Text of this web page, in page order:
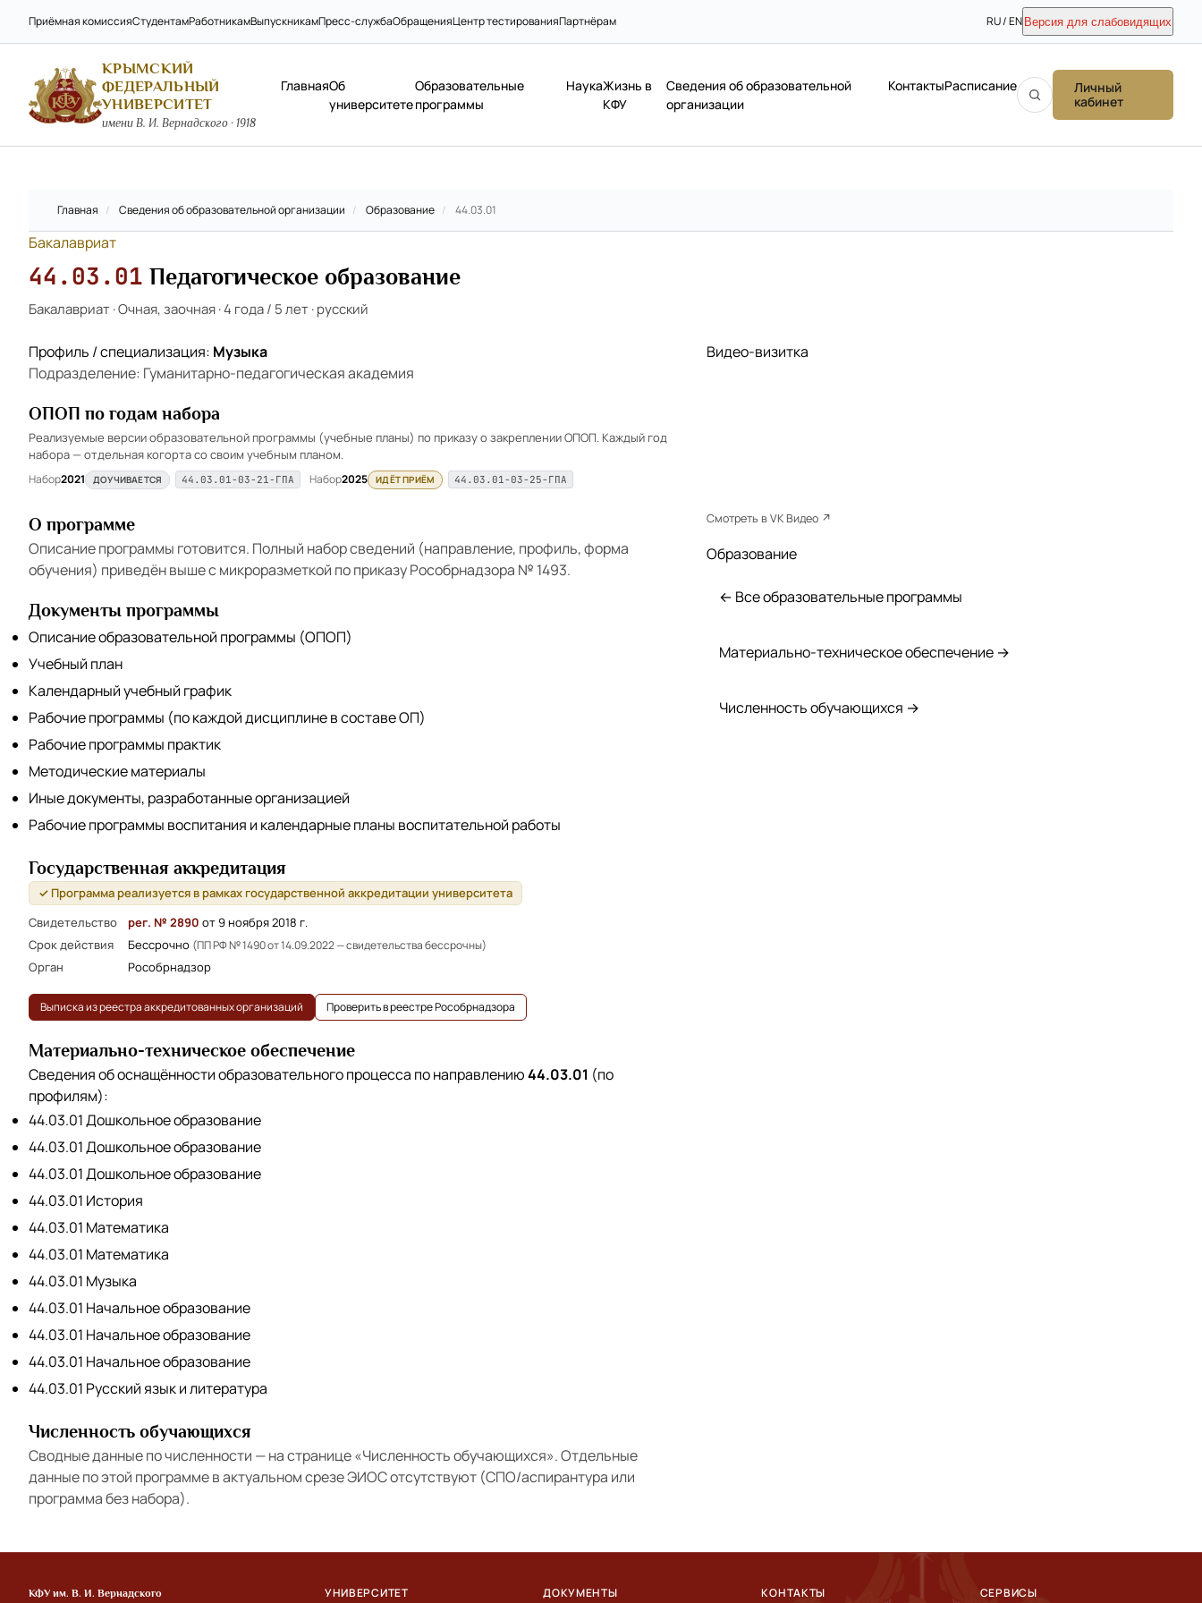
Приёмная комиссияСтудентамРаботникамВыпускникамПресс-службаОбращенияЦентр тестированияПартнёрам RU / EN Версия для слабовидящих
КРЫМСКИЙ
ФЕДЕРАЛЬНЫЙ
УНИВЕРСИТЕТ
имени В. И. Вернадского · 1918
ГлавнаяОб
университете
Образовательные
программы
НаукаЖизнь в
КФУ
Сведения об образовательной
организации
КонтактыРасписание
Личный
кабинет
Главная / Сведения об образовательной организации / Образование / 44.03.01
Бакалавриат
44.03.01 Педагогическое образование
Бакалавриат·Очная, заочная·4 года / 5 лет·русский
Профиль / специализация: Музыка
Подразделение: Гуманитарно-педагогическая академия
ОПОП по годам набора
Реализуемые версии образовательной программы (учебные планы) по приказу о закреплении ОПОП. Каждый год
набора — отдельная когорта со своим учебным планом.
Набор2021 ДОУЧИВАЕТСЯ 44.03.01-03-21-ГПА Набор2025 ИДЁТ ПРИЁМ 44.03.01-03-25-ГПА
О программе
Описание программы готовится. Полный набор сведений (направление, профиль, форма
обучения) приведён выше с микроразметкой по приказу Рособрнадзора № 1493.
Документы программы
Описание образовательной программы (ОПОП)
Учебный план
Календарный учебный график
Рабочие программы (по каждой дисциплине в составе ОП)
Рабочие программы практик
Методические материалы
Иные документы, разработанные организацией
Рабочие программы воспитания и календарные планы воспитательной работы
Государственная аккредитация
✓ Программа реализуется в рамках государственной аккредитации университета
Свидетельство
рег. № 2890 от 9 ноября 2018 г.
Срок действия
Бессрочно (ПП РФ № 1490 от 14.09.2022 — свидетельства бессрочны)
Орган Рособрнадзор
Выписка из реестра аккредитованных организаций Проверить в реестре Рособрнадзора
Материально-техническое обеспечение
Сведения об оснащённости образовательного процесса по направлению44.03.01 (по
профилям):
44.03.01 Дошкольное образование
44.03.01 Дошкольное образование
44.03.01 Дошкольное образование
44.03.01 История
44.03.01 Математика
44.03.01 Математика
44.03.01 Музыка
44.03.01 Начальное образование
44.03.01 Начальное образование
44.03.01 Начальное образование
44.03.01 Русский язык и литература
Численность обучающихся
Сводные данные по численности — на странице«Численность обучающихся». Отдельные
данные по этой программе в актуальном срезе ЭИОС отсутствуют (СПО/аспирантура или
программа без набора).
Видео-визитка
Смотреть в VK Видео ↗
Образование
← Все образовательные программы
Материально-техническое обеспечение →
Численность обучающихся →
КФУ им. В. И. Вернадского УНИВЕРСИТЕТ ДОКУМЕНТЫ КОНТАКТЫ СЕРВИСЫ